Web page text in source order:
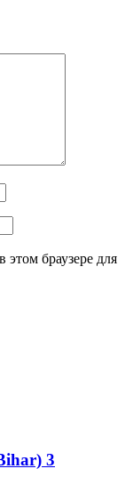
этом браузере для
3